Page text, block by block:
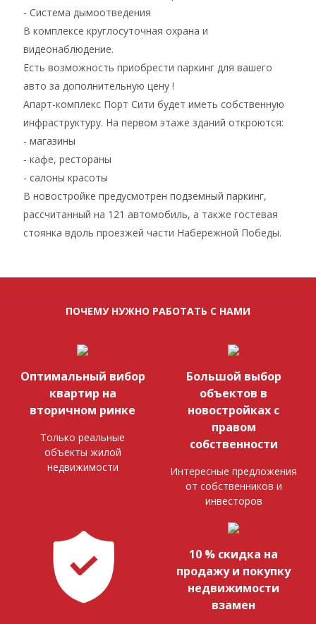
- Система дымоотведения
В комплексе круглосуточная охрана и
видеонаблюдение.
Есть возможность приобрести паркинг для вашего
авто за дополнительную цену !
Апарт-комплекс Порт Сити будет иметь собственную
инфраструктуру. На первом этаже зданий откроются:
- магазины
- кафе, рестораны
- салоны красоты
В новостройке предусмотрен подземный паркинг,
рассчитанный на 121 автомобиль, а также гостевая
стоянка вдоль проезжей части Набережной Победы.
ПОЧЕМУ НУЖНО РАБОТАТЬ С НАМИ
Оптимальный вибор
квартир на
вторичном ринке
Только реальные
объекты жилой
недвижимости
Большой выбор
объектов в
новостройках с
правом
собственности
Интересные предложения
от собственников и
инвесторов
10 % скидка на
продажу и покупку
недвижимости
взамен